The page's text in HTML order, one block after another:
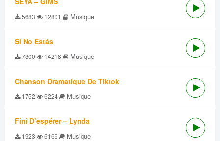
5683 12801 Musique
Si No Estás
7300 14218 Musique
Chanson Dramatique De Tiktok
1752 6224 Musique
Fini D’espérer – Lynda
1923 6166 Musique